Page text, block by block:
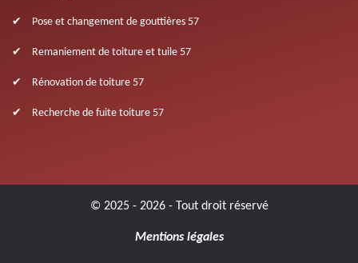
Pose et changement de gouttières 57
Remaniement de toiture et tuile 57
Rénovation de toiture 57
Recherche de fuite toiture 57
© 2025 - 2026 - Tout droit réservé
Mentions légales